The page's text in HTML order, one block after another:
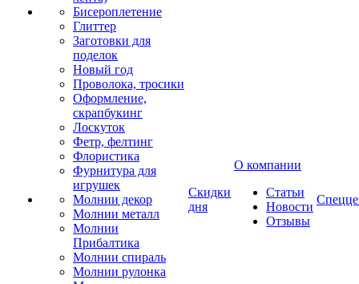
Бисероплетение
Глиттер
Заготовки для
поделок
Новый год
Проволока, тросики
Оформление,
скрапбукинг
Лоскуток
Фетр, фелтинг
Флористика
Фурнитура для
игрушек
Молнии декор
Молнии металл
Молнии
Прибалтика
Молнии спираль
Молнии рулонка
Скидки
дня
О компании
Статьи
Новости
Отзывы